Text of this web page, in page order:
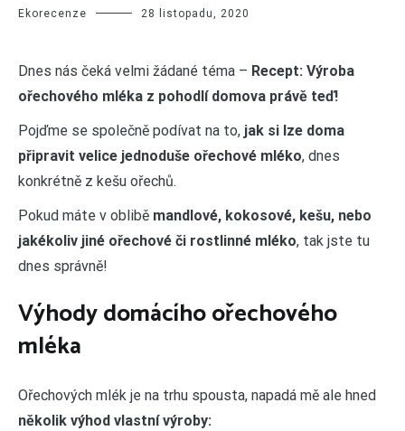
Ekorecenze 28 listopadu, 2020
Dnes nás čeká velmi žádané téma – Recept: Výroba
ořechového mléka z pohodlí domova právě teď!
Pojďme se společně podívat na to, jak si lze doma
připravit velice jednoduše ořechové mléko, dnes
konkrétně z kešu ořechů.
Pokud máte v oblibě mandlové, kokosové, kešu, nebo
jakékoliv jiné ořechové či rostlinné mléko, tak jste tu
dnes správně!
Výhody domácího ořechového
mléka
Ořechových mlék je na trhu spousta, napadá mě ale hned
několik výhod vlastní výroby: